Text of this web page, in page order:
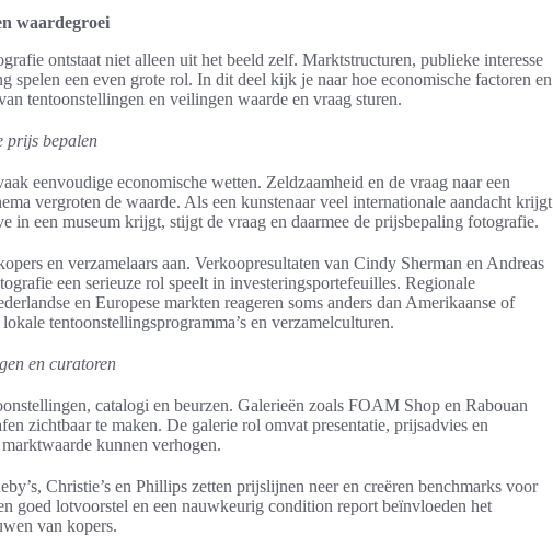
waardegroei
ontstaat niet alleen uit het beeld zelf. Marktstructuren, publieke interesse
spelen een even grote rol. In dit deel kijk je naar hoe economische factoren en
tentoonstellingen en veilingen waarde en vraag sturen.
prijs bepalen
eenvoudige economische wetten. Zeldzaamheid en de vraag naar een
vergroten de waarde. Als een kunstenaar veel internationale aandacht krijgt
in een museum krijgt, stijgt de vraag en daarmee de prijsbepaling fotografie.
en verzamelaars aan. Verkoopresultaten van Cindy Sherman en Andreas
een serieuze rol speelt in investeringsportefeuilles. Regionale
en Europese markten reageren soms anders dan Amerikaanse of
tentoonstellingsprogramma’s en verzamelculturen.
en curatoren
catalogi en beurzen. Galerieën zoals FOAM Shop en Rabouan
zichtbaar te maken. De galerie rol omvat presentatie, prijsadvies en
kunnen verhogen.
Christie’s en Phillips zetten prijslijnen neer en creëren benchmarks voor
goed lotvoorstel en een nauwkeurig condition report beïnvloeden het
van kopers.